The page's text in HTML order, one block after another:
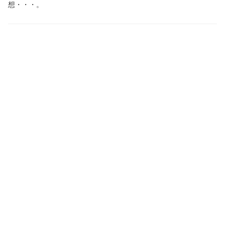
想・・・。